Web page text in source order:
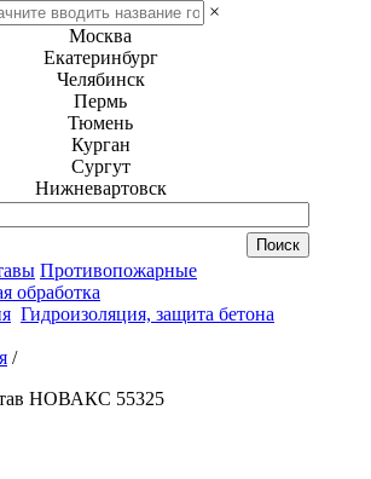
×
Москва
Екатеринбург
Челябинск
Пермь
Тюмень
Курган
Сургут
Нижневартовск
Противопожарные
обработка
Гидроизоляция, защита бетона
/
НОВАКС 55325